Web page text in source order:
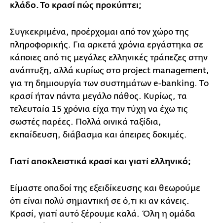
κλάδο. Το κρασί πώς προκύπτει;
Συγκεκριμένα, προέρχομαι από τον χώρο της
πληροφορικής. Για αρκετά χρόνια εργάστηκα σε
κάποιες από τις μεγάλες ελληνικές τράπεζες στην
ανάπτυξη, αλλά κυρίως στο project management,
για τη δημιουργία των συστημάτων e-banking. Το
κρασί ήταν πάντα μεγάλο πάθος. Κυρίως, τα
τελευταία 15 χρόνια είχα την τύχη να έχω τις
σωστές παρέες. Πολλά οινικά ταξίδια,
εκπαίδευση, διάβασμα και άπειρες δοκιμές.
Γιατί αποκλειστικά κρασί και γιατί ελληνικό;
Είμαστε οπαδοί της εξειδίκευσης και θεωρούμε
ότι είναι πολύ σημαντική σε ό,τι κι αν κάνεις.
Κρασί, γιατί αυτό ξέρουμε καλά. Όλη η ομάδα